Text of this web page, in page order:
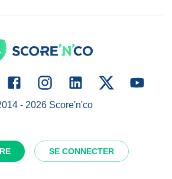
SE CONNECTER
- 2026Score'n'co